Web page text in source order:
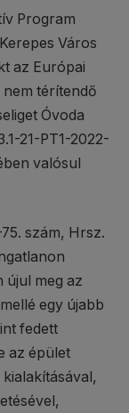
Program
Város
az Európai
térítendő
Óvoda
21-PT1-2022-
valósul
szám, Hrsz.
újul meg az
egy újabb
fedett
az épület